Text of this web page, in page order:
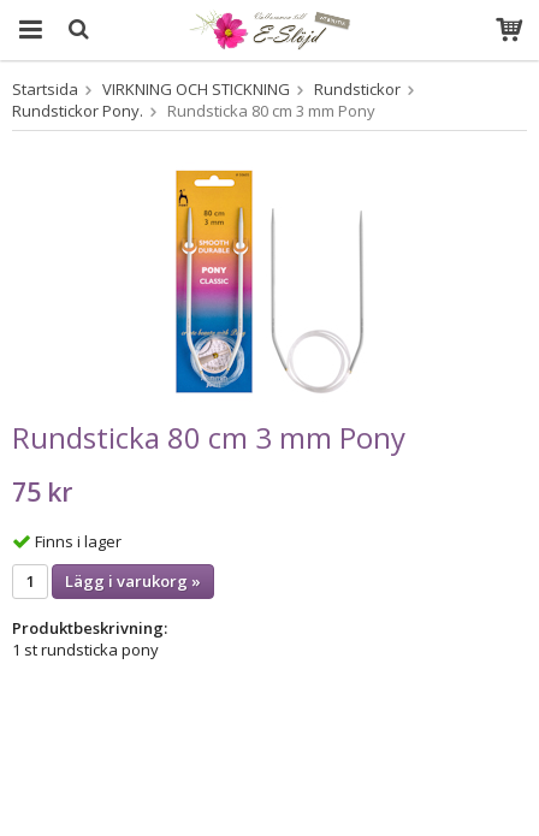
Produkten har blivit tillagd i varukorgen
Startsida VIRKNING OCH STICKNING
Rundstickor
Rundstickor Pony.
Rundsticka 80 cm 3 mm Pony
Rundsticka 80 cm 3 mm Pony
75 kr
Finns i lager
Lägg i varukorg »
Produktbeskrivning:
1 st rundsticka pony